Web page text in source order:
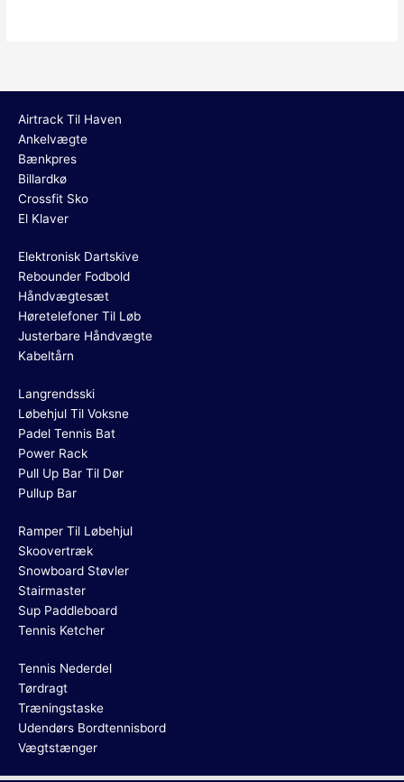
Airtrack Til Haven
Ankelvægte
Bænkpres
Billardkø
Crossfit Sko
El Klaver
Elektronisk Dartskive
Rebounder Fodbold
Håndvægtesæt
Høretelefoner Til Løb
Justerbare Håndvægte
Kabeltårn
Langrendsski
Løbehjul Til Voksne
Padel Tennis Bat
Power Rack
Pull Up Bar Til Dør
Pullup Bar
Ramper Til Løbehjul
Skoovertræk
Snowboard Støvler
Stairmaster
Sup Paddleboard
Tennis Ketcher
Tennis Nederdel
Tørdragt
Træningstaske
Udendørs Bordtennisbord
Vægtstænger